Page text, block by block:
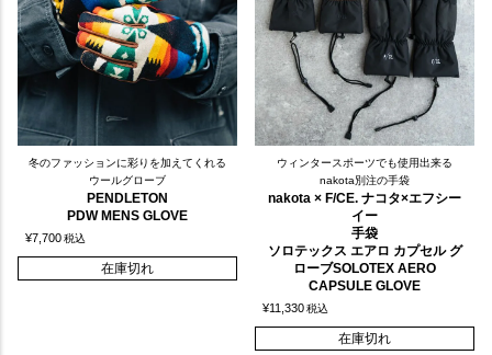
冬のファッションに彩りを加えてくれる
ウールグローブ
PENDLETON
PDW MENS GLOVE
¥7,700税込
在庫切れ
ウィンタースポーツでも使用出来る
nakota別注の手袋
nakota × F/CE. ナコタ×エフシー
イー
手袋
ソロテックス エアロ カプセル グ
ローブSOLOTEX AERO
CAPSULE GLOVE
¥11,330税込
在庫切れ